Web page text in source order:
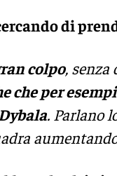
di
colpo,
che per
. Parlano